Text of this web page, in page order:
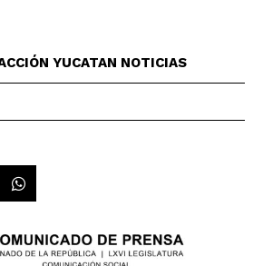
YUCATAN NOTICIAS